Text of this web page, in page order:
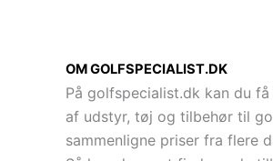
OM GOLFSPECIALIST.DK
På golfspecialist.dk kan du
af udstyr, tøj og tilbehør til
sammenligne priser fra flere